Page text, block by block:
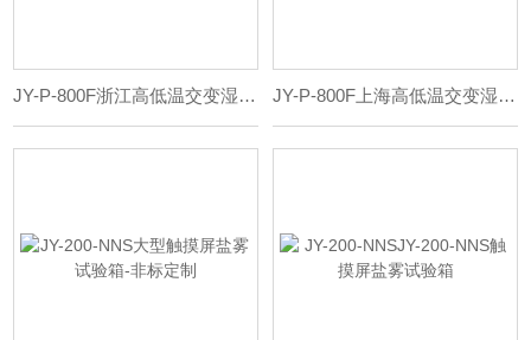
JY-P-800F浙江高低温交变湿热试验箱价格 JY-P-800F上海高低温交变湿热试验箱价格